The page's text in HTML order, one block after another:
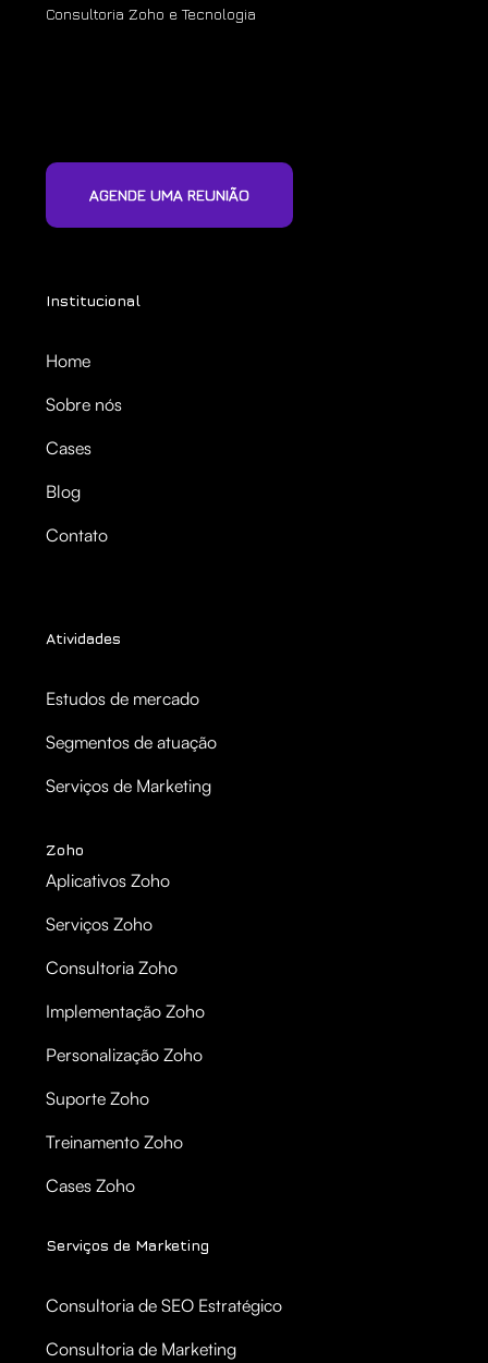
Consultoria Zoho e Tecnologia
AGENDE UMA REUNIÃO
Institucional
Home
Sobre nós
Cases
Blog
Contato
Atividades
Estudos de mercado
Segmentos de atuação
Serviços de Marketing
Zoho
Aplicativos Zoho
Serviços Zoho
Consultoria Zoho
Implementação Zoho
Personalização Zoho
Suporte Zoho
Treinamento Zoho
Cases Zoho
Serviços de Marketing
Consultoria de SEO Estratégico
Consultoria de Marketing